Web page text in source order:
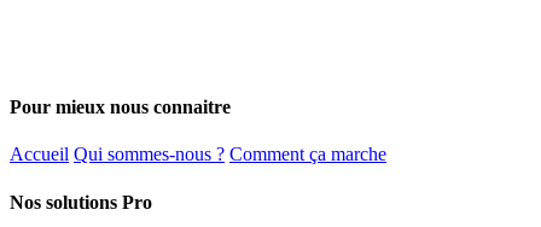
Pour mieux nous connaitre
Accueil Qui sommes-nous ? Comment ça marche
Nos solutions Pro